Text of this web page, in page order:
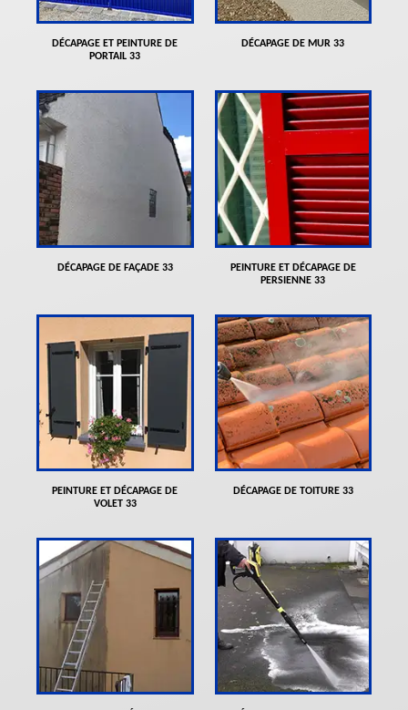
DÉCAPAGE ET PEINTURE DE
PORTAIL 33
DÉCAPAGE DE MUR 33
DÉCAPAGE DE FAÇADE 33
PEINTURE ET DÉCAPAGE DE
PERSIENNE 33
PEINTURE ET DÉCAPAGE DE
VOLET 33
DÉCAPAGE DE TOITURE 33